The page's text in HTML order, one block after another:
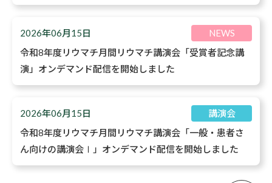
2026年06月15日
NEWS
令和8年度リウマチ月間リウマチ講演会「受賞者記念講
演」オンデマンド配信を開始しました
2026年06月15日
講演会
令和8年度リウマチ月間リウマチ講演会「一般・患者さ
ん向けの講演会Ⅰ」オンデマンド配信を開始しました